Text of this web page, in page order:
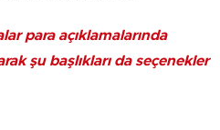
para açıklamalarında
şu başlıkları da seçenekler